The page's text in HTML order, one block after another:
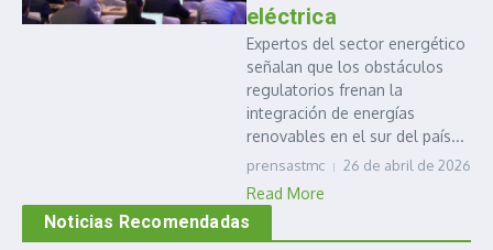
eléctrica
Expertos del sector energético
señalan que los obstáculos
regulatorios frenan la
integración de energías
renovables en el sur del país...
prensastmc 26 de abril de 2026
Read More
Noticias Recomendadas